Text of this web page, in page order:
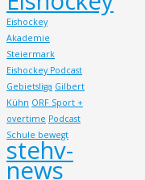
Eishockey
Akademie
Steiermark
Eishockey Podcast
Gebietsliga Gilbert
Kühn ORF Sport +
overtime Podcast
Schule bewegt
stehv-
news